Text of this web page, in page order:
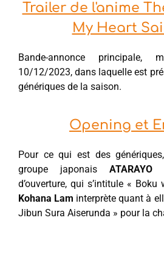
Trailer de l'anime
My Heart
Bande-annonce
10/12/2023, dans laquelle est
génériques de la saison.
Opening et
Pour ce qui est des
groupe japonaisATARAYO
d’ouverture, qui s’intitule «
Kohana Lam interprète quant à
Jibun Sura Aiserunda » pour la